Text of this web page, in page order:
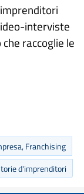
interviste
raccoglie le
Franchising
d'imprenditori